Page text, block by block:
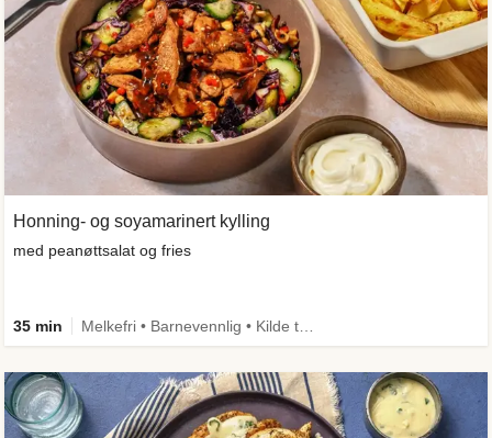
Honning- og soyamarinert kylling
med peanøttsalat og fries
35 min